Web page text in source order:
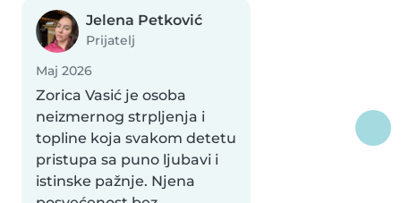
Jelena Petković
Prijatelj
Мај 2026
Zorica Vasić je osoba
neizmernog strpljenja i
topline koja svakom detetu
pristupa sa puno ljubavi i
istinske pažnje. Njena